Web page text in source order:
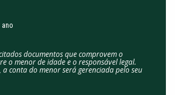
documentos que comprovem o
o menor de idade e o responsável legal.
a conta do menor será gerenciada pelo seu